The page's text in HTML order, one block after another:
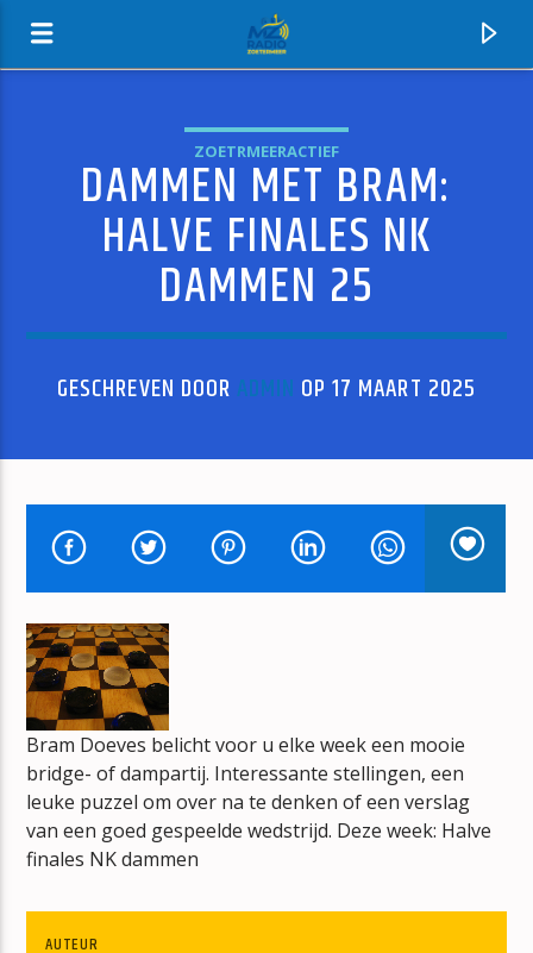
MZ-RADIO
HUIDIG NUMMER
THIS AIN'T A LOVESONG
BON JOVI
mz-radio
ZOETRMEERACTIEF
DAMMEN MET BRAM:
HALVE FINALES NK
DAMMEN 25
GESCHREVEN DOOR ADMIN OP 17 MAART 2025
Bram Doeves belicht voor u elke week een mooie
bridge- of dampartij. Interessante stellingen, een
leuke puzzel om over na te denken of een verslag
van een goed gespeelde wedstrijd. Deze week: Halve
finales NK dammen
AUTEUR